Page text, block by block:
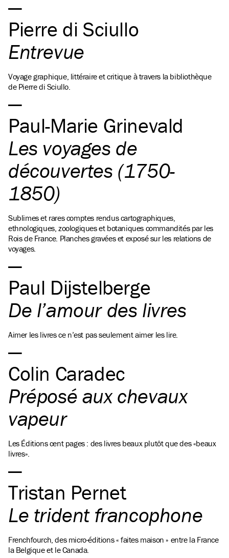
Pierre di Sciullo
Entrevue
Voyage graphique, littéraire et critique à travers la bibliothèque
de Pierre di Sciullo.
Paul-Marie Grinevald
Les voyages de
découvertes (1750-
1850)
Sublimes et rares comptes rendus cartographiques,
ethnologiques, zoologiques et botaniques commandités par les
Rois de France. Planches gravées et exposé sur les relations de
voyages.
Paul Dijstelberge
De l’amour des livres
Aimer les livres ce n’est pas seulement aimer les lire.
Colin Caradec
Préposé aux chevaux
vapeur
Les Éditions cent pages : des livres beaux plutôt que des «beaux
livres».
Tristan Pernet
Le trident francophone
Frenchfourch, des micro-éditions « faites maison » entre la France
la Belgique et le Canada.